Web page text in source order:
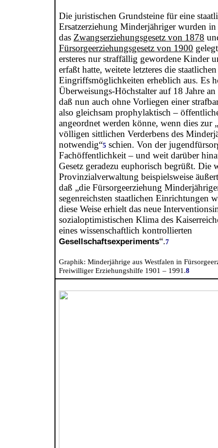
Die juristischen Grundsteine für eine
Ersatzerziehung Minderjähriger wurden
das Zwangserziehungsgesetz von 1878
Fürsorgeerziehungsgesetz von 1900
ersteres nur straffällig gewordene Kinder
erfaßt hatte, weitete letzteres die staatlichen
Eingriffsmöglichkeiten erheblich aus. Es
Überweisungs-Höchstalter auf 18 Jahre
daß nun auch ohne Vorliegen einer
also gleichsam prophylaktisch –
angeordnet werden könne, wenn dies zur
völligen sittlichen Verderbens des
notwendig“5 schien. Von der
Fachöffentlichkeit – und weit darüber
Gesetz geradezu euphorisch begrüßt. Die
Provinzialverwaltung beispielsweise
daß „die Fürsorgeerziehung
segenreichsten staatlichen Einrichtungen
diese Weise erhielt das neue
sozialoptimistischen Klima des
eines wissenschaftlich kontrollierten
Gesellschaftsexperiments“.7
Graphik: Minderjährige aus Westfalen in
Freiwilliger Erziehungshilfe 1901 – 1991.8